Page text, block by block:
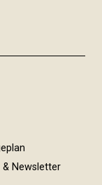
Newsletter